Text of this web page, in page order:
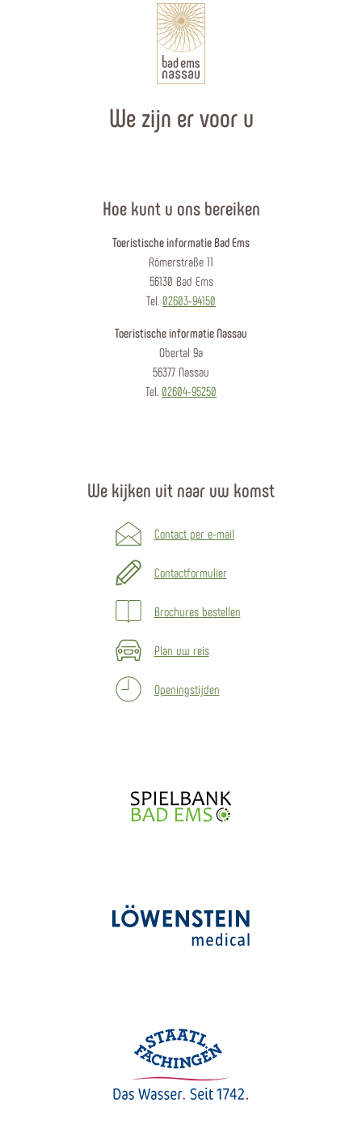
We zijn er voor u
Hoe kunt u ons bereiken
Toeristische informatie Bad Ems
Römerstraße 11
56130 Bad Ems
Tel. 02603-94150
Toeristische informatie Nassau
Obertal 9a
56377 Nassau
Tel. 02604-95250
We kijken uit naar uw komst
Contact per e-mail
Contactformulier
Brochures bestellen
Plan uw reis
Openingstijden